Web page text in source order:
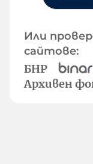
Или
сайтове:
БНР
Архивен